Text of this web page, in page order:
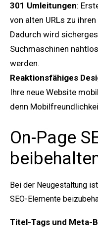
301 Umleitungen:
von alten URLs zu
Dadurch wird
Suchmaschinen
werden.
Reaktionsfähiges
Ihre neue Website
denn
On-Page
Bei der Neugestaltung
SEO-Elemente
Titel-Tags und Meta-